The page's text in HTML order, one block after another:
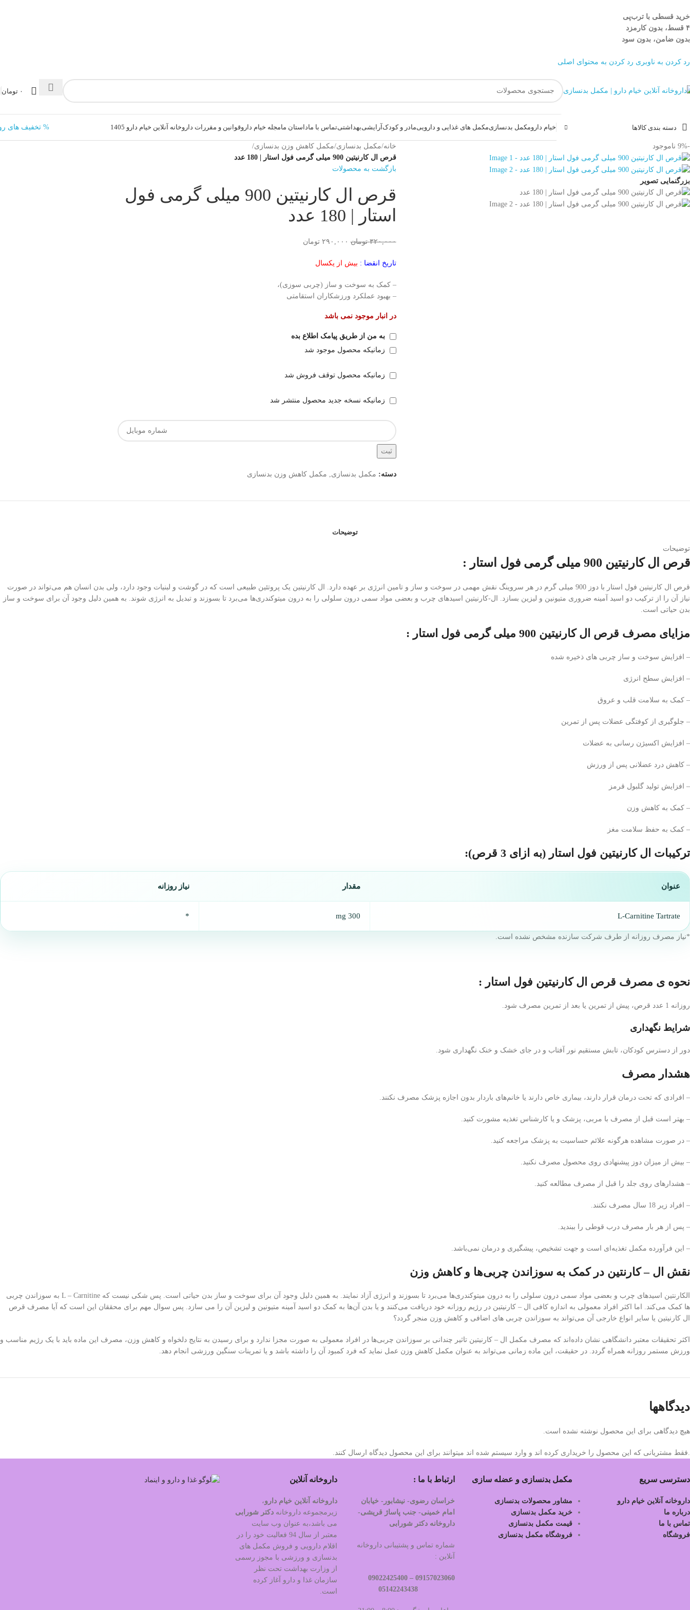
خرید قسطی با ترب‌پی
۴ قسط، بدون کارمزد
بدون ضامن، بدون سود
رد کردن به ناوبری رد کردن به محتوای اصلی
۰ تومان
دسته بندی کالاها خیام دارومکمل بدنسازیمکمل های غذایی و داروییمادر و کودک آرایشیبهداشتیتماس با ماداستان مامجله خیام داروقوانین و مقررات داروخانه آنلاین خیام دارو 1405 % تخفیف های
-9% ناموجود
بزرگنمایی تصویر
خانه/مکمل بدنسازی/مکمل کاهش وزن بدنسازی/
قرص ال کارنیتین 900 میلی گرمی فول استار | 180 عدد
بازگشت به محصولات
قرص ال کارنیتین 900 میلی گرمی فول
استار | 180 عدد
۳۲۰,۰۰۰ تومان ۲۹۰,۰۰۰ تومان
تاریخ انقضا : بیش از یکسال
– کمک به سوخت و ساز (چربی سوزی)،
– بهبود عملکرد ورزشکاران استقامتی
در انبار موجود نمی باشد
به من از طریق پیامک اطلاع بده
زمانیکه محصول موجود شد
زمانیکه محصول توقف فروش شد
زمانیکه نسخه جدید محصول منتشر شد
ثبت
دسته: مکمل بدنسازی, مکمل کاهش وزن بدنسازی
توضیحات
توضیحات
قرص ال کارنیتین 900 میلی گرمی فول استار :
قرص ال کارنیتین فول استار با دوز 900 میلی گرم در هر سروینگ نقش مهمی در سوخت و ساز و تامین انرژی بر عهده دارد. ال کارنیتین یک پروتئین طبیعی است که در گوشت و لبنیات وجود دارد، ولی بدن انسان هم می‌تواند در صورت
نیاز آن را از ترکیب دو اسید آمینه ضروری متیونین و لیزین بسازد. ال-کارنیتین اسیدهای چرب و بعضی مواد سمی درون سلولی را به درون میتوکندری‌ها می‌برد تا بسوزند و تبدیل به انرژی شوند. به همین دلیل وجود آن برای سوخت و ساز
بدن حیاتی است.
مزایای مصرف قرص ال کارنیتین 900 میلی گرمی فول استار :
– افزایش سوخت و ساز چربی های ذخیره شده
– افزایش سطح انرژی
– کمک به سلامت قلب و عروق
– جلوگیری از کوفتگی عضلات پس از تمرین
– افزایش اکسیژن رسانی به عضلات
– کاهش درد عضلانی پس از ورزش
– افزایش تولید گلبول قرمز
– کمک به کاهش وزن
– کمک به حفظ سلامت مغز
ترکیبات ال کارنیتین فول استار (به ازای 3 قرص):
عنوان مقدار نیاز روزانه
L-Carnitine Tartrate
300 mg
*
*نیاز مصرف روزانه از طرف شرکت سازنده مشخص نشده است.
نحوه ی مصرف قرص ال کارنیتین فول استار :
روزانه 1 عدد قرص، پیش از تمرین یا بعد از تمرین مصرف شود.
شرایط نگهداری
دور از دسترس کودکان، تابش مستقیم نور آفتاب و در جای خشک و خنک نگهداری شود.
هشدار مصرف
– افرادی که تحت درمان قرار دارند، بیماری خاص دارند یا خانم‌های باردار بدون اجازه پزشک مصرف نکنند.
– بهتر است قبل از مصرف با مربی، پزشک و یا کارشناس تغذیه مشورت کنید.
– در صورت مشاهده هرگونه علائم حساسیت به پزشک مراجعه کنید.
– بیش از میزان دوز پیشنهادی روی محصول مصرف نکنید.
– هشدارهای روی جلد را قبل از مصرف مطالعه کنید.
– افراد زیر 18 سال مصرف نکنند.
– پس از هر بار مصرف درب قوطی را ببندید.
– این فرآورده مکمل تغذیه‌ای است و جهت تشخیص، پیشگیری و درمان نمی‌باشد.
نقش ال – کارنتین در کمک به سوزاندن چربی‌ها و کاهش وزن
الکارنتین اسیدهای چرب و بعضی مواد سمی درون سلولی را به درون میتوکندری‌ها می‌برد تا بسوزند و انرژی آزاد نمایند. به همین دلیل وجود آن برای سوخت و ساز بدن حیاتی است. پس شکی نیست که L – Carnitine به سوزاندن چربی
ها کمک می‌کند. اما اکثر افراد معمولی به اندازه کافی ال – کارنیتین در رژیم روزانه خود دریافت می‌کنند و یا بدن آن‌ها به کمک دو اسید آمینه متیونین و لیزین آن را می سازد. پس سوال مهم برای محققان این است که آیا مصرف قرص
ال کارنیتین یا سایر انواع خارجی آن می‌تواند به سوزاندن چربی های اضافی و کاهش وزن منجر گردد؟
اکثر تحقیقات معتبر دانشگاهی نشان داده‌اند که مصرف مکمل ال – کارنیتین تاثیر چندانی بر سوزاندن چربی‌ها در افراد معمولی به صورت مجزا ندارد و برای رسیدن به نتایج دلخواه و کاهش وزن، مصرف این ماده باید با یک رژیم مناسب و
ورزش مستمر روزانه همراه گردد. در حقیقت، این ماده زمانی می‌تواند به عنوان مکمل کاهش وزن عمل نماید که فرد کمبود آن را داشته باشد و یا تمرینات سنگین ورزشی انجام دهد.
دیدگاهها
هیچ دیدگاهی برای این محصول نوشته نشده است.
.فقط مشتریانی که این محصول را خریداری کرده اند و وارد سیستم شده اند میتوانند برای این محصول دیدگاه ارسال کنند.
دسترسی سریع
داروخانه آنلاین خیام دارو
درباره ما
تماس با ما
فروشگاه
مکمل بدنسازی و عضله سازی
مشاور محصولات بدنسازی
خرید مکمل بدنسازی
قیمت مکمل بدنسازی
فروشگاه مکمل بدنسازی
ارتباط با ما :
خراسان رضوی- نیشابور- خیابان
امام خمینی- جنب پاساژ قریشی-
داروخانه دکتر شورابی
شماره تماس و پشتیبانی داروخانه
آنلاین :
09157023060 –
داروخانه آنلاین
داروخانه آنلاین خیام دارو،
زیرمجموعه داروخانه دکتر شورابی
می باشد،به عنوان وب سایت
معتبر از سال 94 فعالیت خود را در
اقلام دارویی و فروش مکمل های
بدنسازی و ورزشی با مجوز رسمی
از وزارت بهداشت تحت نظر
سازمان غذا و دارو آغاز کرده
است.